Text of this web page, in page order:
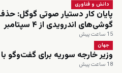
دانش و فناوری
گوشی‌های اندرویدی از ۴ سپتامبر
15 ساعت پیش
جهان
وزیر خارجه سوریه برای گفت‌وگو
18 ساعت پیش